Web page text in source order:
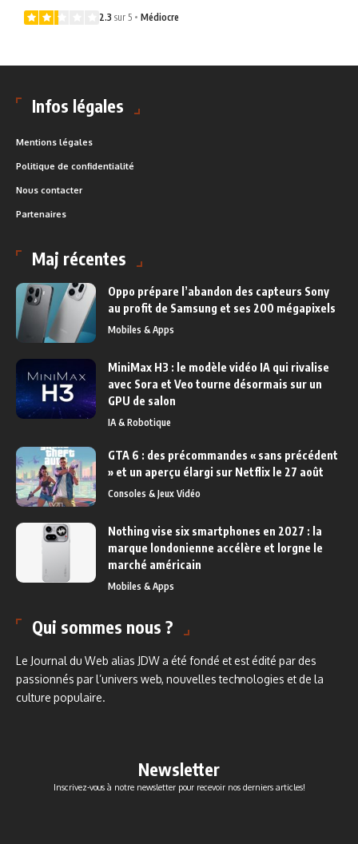
2.3 sur 5 Médiocre
Infos légales
Mentions légales
Politique de confidentialité
Nous contacter
Partenaires
Maj récentes
Oppo prépare l’abandon des capteurs Sony
au profit de Samsung et ses 200 mégapixels
Mobiles & Apps
MiniMax H3 : le modèle vidéo IA qui rivalise
avec Sora et Veo tourne désormais sur un
GPU de salon
IA & Robotique
GTA 6 : des précommandes « sans précédent
» et un aperçu élargi sur Netflix le 27 août
Consoles & Jeux Vidéo
Nothing vise six smartphones en 2027 : la
marque londonienne accélère et lorgne le
marché américain
Mobiles & Apps
Qui sommes nous ?
Le Journal du Web alias JDW a été fondé et est édité par des
passionnés par l’univers web, nouvelles technologies et de la
culture populaire.
Newsletter
Inscrivez-vous à notre newsletter pour recevoir nos derniers articles!